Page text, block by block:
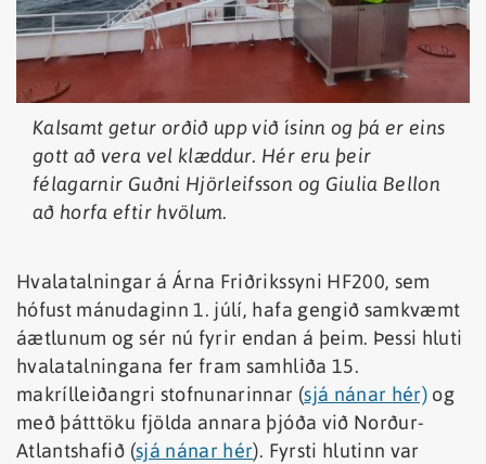
Kalsamt getur orðið upp við ísinn og þá er eins
gott að vera vel klæddur. Hér eru þeir
félagarnir Guðni Hjörleifsson og Giulia Bellon
að horfa eftir hvölum.
Hvalatalningar á Árna Friðrikssyni HF200, sem
hófust mánudaginn 1. júlí, hafa gengið samkvæmt
áætlunum og sér nú fyrir endan á þeim. Þessi hluti
hvalatalningana fer fram samhliða 15.
makrílleiðangri stofnunarinnar (sjá nánar hér) og
með þátttöku fjölda annara þjóða við Norður-
Atlantshafið (sjá nánar hér). Fyrsti hlutinn var